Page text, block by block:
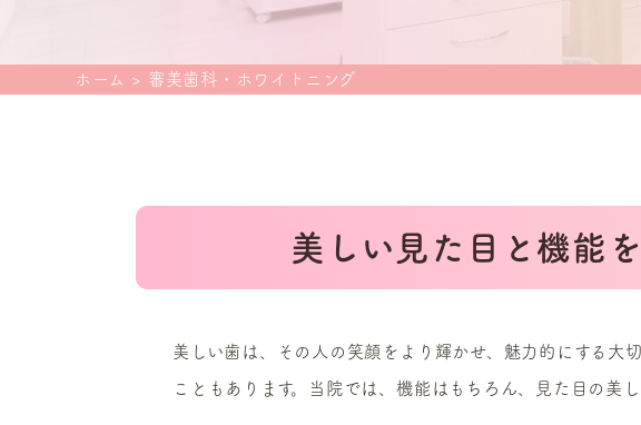
ホーム > 審美歯科・ホワイトニング
美しい見た目と機能
美しい歯は、その人の笑顔をより輝かせ、魅力的にする大
こともあります。当院では、機能はもちろん、見た目の美